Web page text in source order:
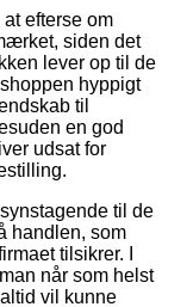
efterse om
siden det
lever op til de
hyppigt
til
en god
udsat for
til de
handlen, som
tilsikrer. I
når som helst
vil kunne